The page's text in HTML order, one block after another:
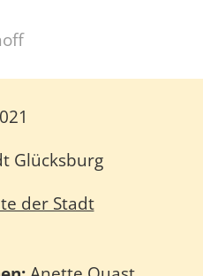
Glücksburg
der Stadt